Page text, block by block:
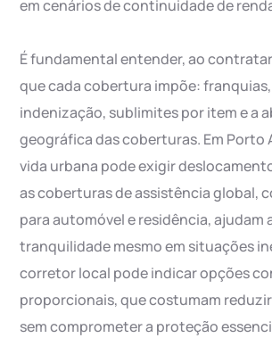
em cenários de continuidade de
É fundamental entender, ao
que cada cobertura impõe:
indenização, sublimites por item e a
geográfica das coberturas. Em Porto
vida urbana pode exigir
as coberturas de assistência global,
para automóvel e residência, ajudam
tranquilidade mesmo em situações
corretor local pode indicar opções
proporcionais, que costumam
sem comprometer a proteção